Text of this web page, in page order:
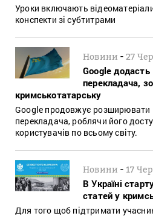
Уроки включають
конспекти зі субтитрами
Новини -27
Google
перекладача,
кримськотатарську
Google продовжує розширювати
перекладача, роблячи його
користувачів по всьому світу.
Новини -17
В Україні
статей у
Для того щоб підтримати